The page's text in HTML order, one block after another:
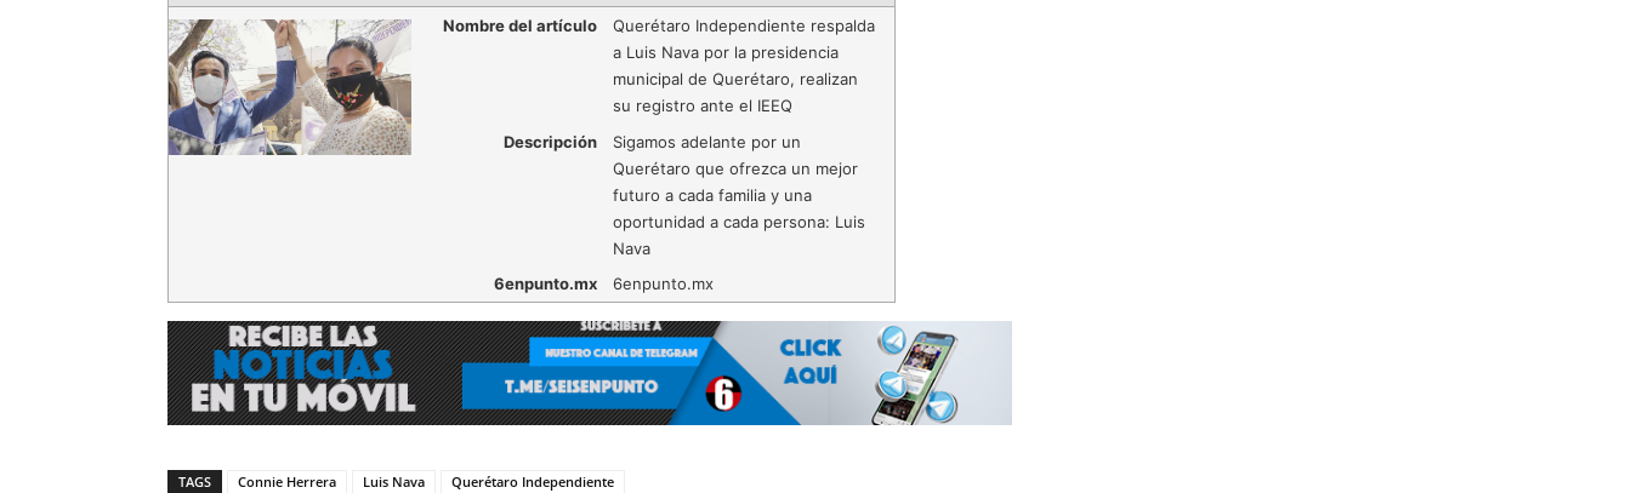
Nombre del artículo
Querétaro Independiente respalda
a Luis Nava por la presidencia
municipal de Querétaro, realizan
su registro ante el IEEQ
Descripción
Sigamos adelante por un
Querétaro que ofrezca un mejor
futuro a cada familia y una
oportunidad a cada persona: Luis
Nava
6enpunto.mx
6enpunto.mx
TAGS Connie Herrera Luis Nava Querétaro Independiente